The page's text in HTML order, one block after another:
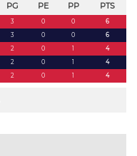
PG PE PP PTS
3 0 0
6
3 0 0
6
2 0 1
4
2 0 1
4
2 0 1 4